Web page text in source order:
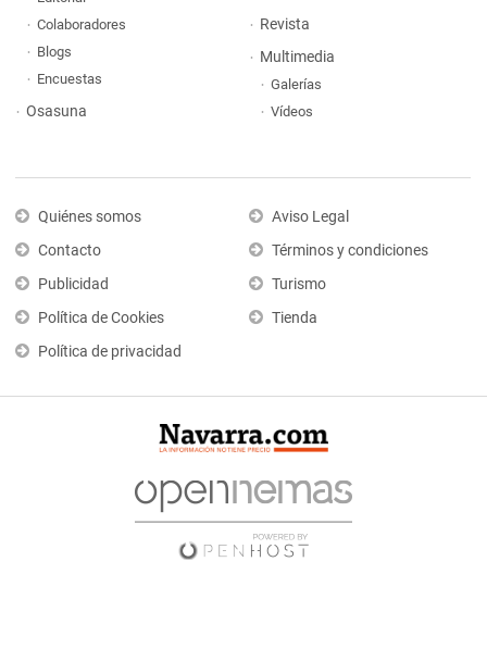
Colaboradores
Blogs
Encuestas
Osasuna
Revista
Multimedia
Galerías
Vídeos
Quiénes somos
Contacto
Publicidad
Política de Cookies
Política de privacidad
Aviso Legal
Términos y condiciones
Turismo
Tienda